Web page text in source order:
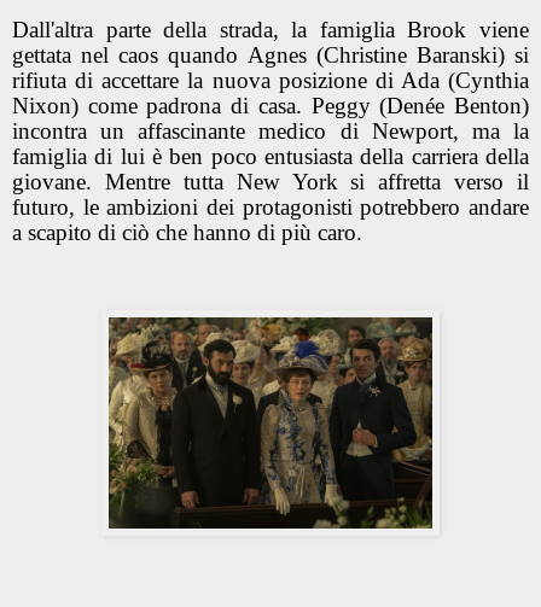
Dall'altra parte della strada, la famiglia Brook viene
gettata nel caos quando Agnes (Christine Baranski) si
rifiuta di accettare la nuova posizione di Ada (Cynthia
Nixon) come padrona di casa. Peggy (Denée Benton)
incontra un affascinante medico di Newport, ma la
famiglia di lui è ben poco entusiasta della carriera della
giovane. Mentre tutta New York si affretta verso il
futuro, le ambizioni dei protagonisti potrebbero andare
a scapito di ciò che hanno di più caro.